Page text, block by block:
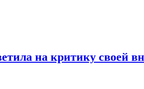
на критику своей